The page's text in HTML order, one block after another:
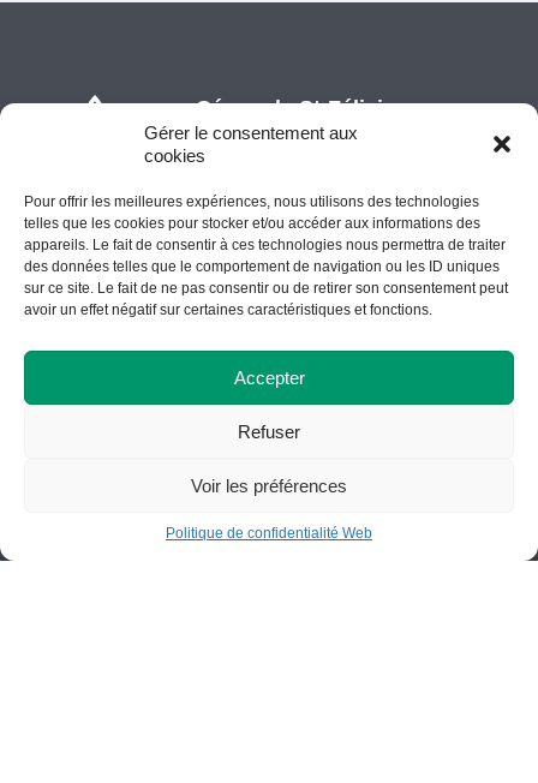
Gérer le consentement aux
cookies
Pour offrir les meilleures expériences, nous utilisons des technologies
telles que les cookies pour stocker et/ou accéder aux informations des
appareils. Le fait de consentir à ces technologies nous permettra de traiter
des données telles que le comportement de navigation ou les ID uniques
sur ce site. Le fait de ne pas consentir ou de retirer son consentement peut
avoir un effet négatif sur certaines caractéristiques et fonctions.
Accepter
Refuser
Voir les préférences
Politique de confidentialité Web
Cégep de St-Félicien
1105, boulevard Hamel, C.P. 7300
418 679-5412
info@cegepstfe.ca
Bottin Nous situer
Programmes
Demandes d’admission